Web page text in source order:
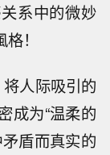
系中的微妙
！
人际吸引的
成为“温柔的
盾而真实的